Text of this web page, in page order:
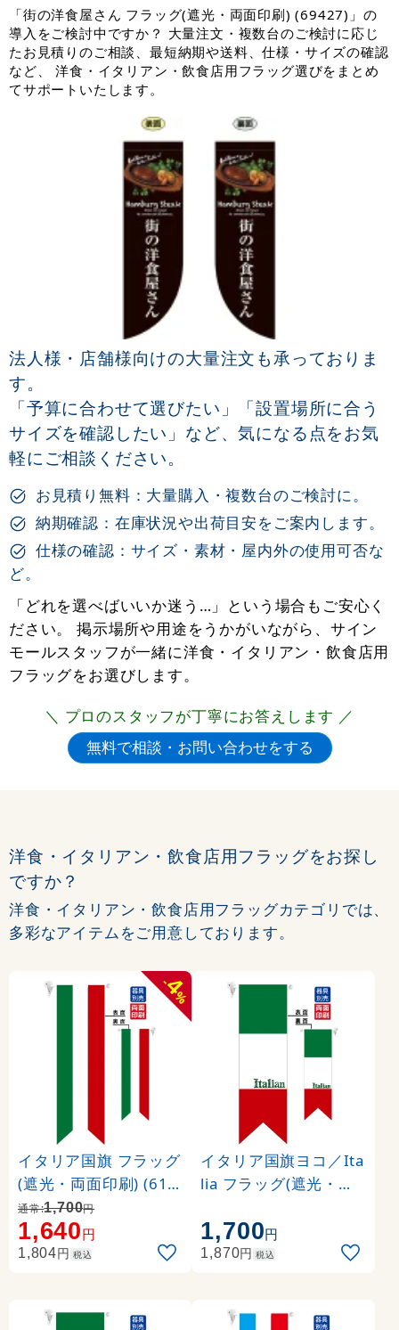
「街の洋食屋さん フラッグ(遮光・両面印刷) (69427)」の
導入をご検討中ですか？ 大量注文・複数台のご検討に応じ
たお見積りのご相談、最短納期や送料、仕様・サイズの確認
など、 洋食・イタリアン・飲食店用フラッグ選びをまとめ
てサポートいたします。
法人様・店舗様向けの大量注文も承っておりま
す。
「予算に合わせて選びたい」「設置場所に合う
サイズを確認したい」など、気になる点をお気
軽にご相談ください。
お見積り無料：大量購入・複数台のご検討に。
納期確認：在庫状況や出荷目安をご案内します。
仕様の確認：サイズ・素材・屋内外の使用可否な
ど。
「どれを選べばいいか迷う…」という場合もご安心く
ださい。 掲示場所や用途をうかがいながら、サイン
モールスタッフが一緒に洋食・イタリアン・飲食店用
フラッグをお選びします。
＼ プロのスタッフが丁寧にお答えします ／
洋食・イタリアン・飲食店用フラッグをお探し
ですか？
洋食・イタリアン・飲食店用フラッグカテゴリでは、
多彩なアイテムをご用意しております。
-
4
%
イタリア国旗 フラッグ
(遮光・両面印刷) (611
76)
通常:1,700円
1,640円
1,804円 税込
イタリア国旗ヨコ／Ita
lia フラッグ(遮光・両
1,700円
1,870円 税込